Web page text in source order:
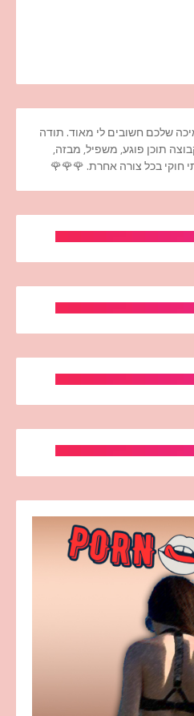
שלכם חשובים לי מאוד. תודה
תוכן פוגע, משפיל, מבזה,
חוקי בכל צורה אחרת. 🌹🌹🌹